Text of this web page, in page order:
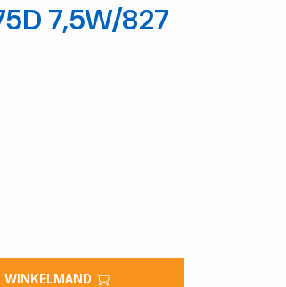
7,5W/827
WINKELMAND